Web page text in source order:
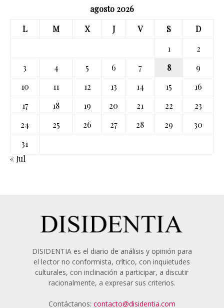
agosto 2026
L
M X J V S
D
1
2
3
4 5 6 7 8
9
10
11 12 13 14 15
16
17
18 19 20 21 22
23
24
25 26 27 28 29
30
31
« Jul
DISIDENTIA es el diario de análisis y opinión para
el lector no conformista, crítico, con inquietudes
culturales, con inclinación a participar, a discutir
racionalmente, a expresar sus criterios.
Contáctanos: contacto@disidentia.com